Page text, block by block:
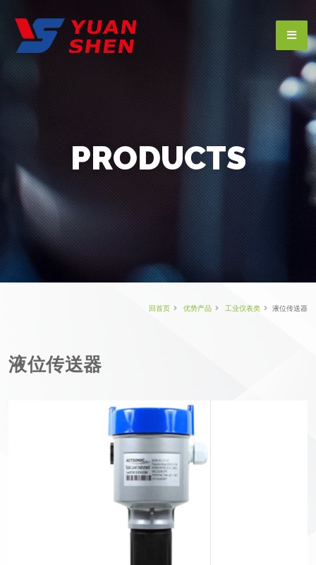
PRODUCTS
回首页 优势产品 工业仪表类 液位传送器
液位传送器